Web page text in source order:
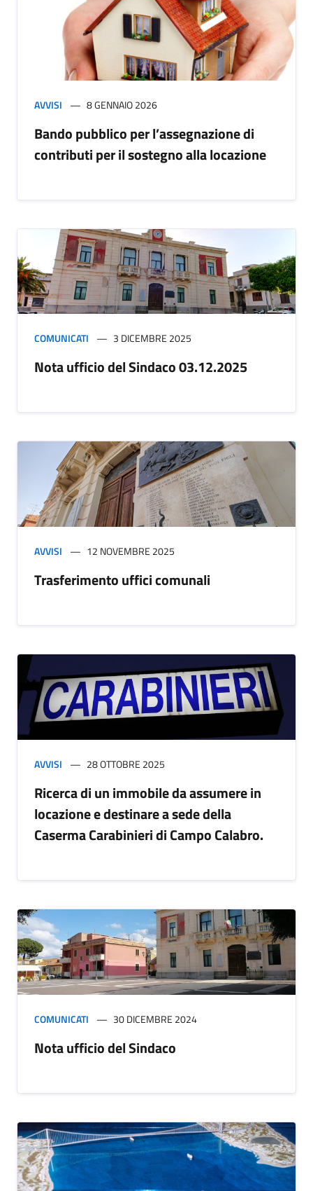
AVVISI 8 GENNAIO 2026
Bando pubblico per l’assegnazione di
contributi per il sostegno alla locazione
COMUNICATI 3 DICEMBRE 2025
Nota ufficio del Sindaco 03.12.2025
AVVISI 12 NOVEMBRE 2025
Trasferimento uffici comunali
AVVISI 28 OTTOBRE 2025
Ricerca di un immobile da assumere in
locazione e destinare a sede della
Caserma Carabinieri di Campo Calabro.
COMUNICATI 30 DICEMBRE 2024
Nota ufficio del Sindaco